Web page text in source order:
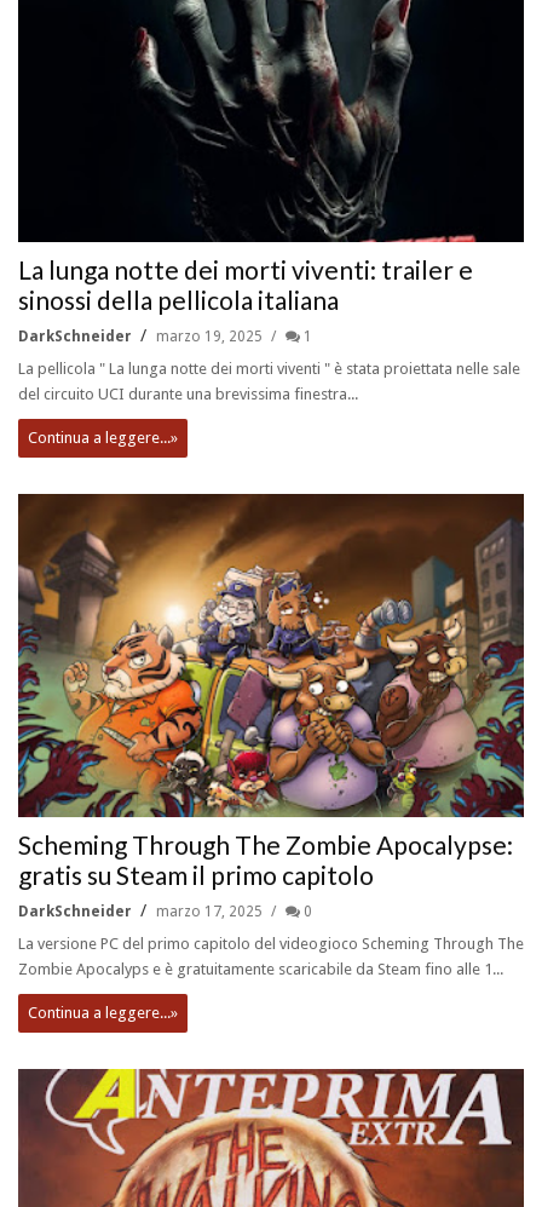
La lunga notte dei morti viventi: trailer e
sinossi della pellicola italiana
DarkSchneider marzo 19, 2025 1
La pellicola " La lunga notte dei morti viventi " è stata proiettata nelle sale
del circuito UCI durante una brevissima finestra...
Continua a leggere...»
Scheming Through The Zombie Apocalypse:
gratis su Steam il primo capitolo
DarkSchneider marzo 17, 2025 0
La versione PC del primo capitolo del videogioco Scheming Through The
Zombie Apocalyps e è gratuitamente scaricabile da Steam fino alle 1...
Continua a leggere...»